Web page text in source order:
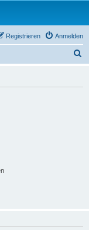
Anmelden
Registrieren